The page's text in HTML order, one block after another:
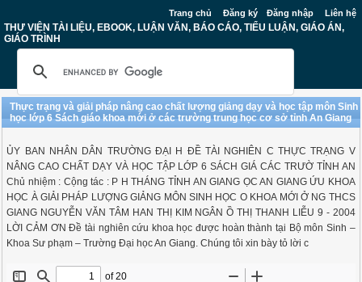
Trang chủ Đăng ký Đăng nhập Liên hệ
THƯ VIỆN TÀI LIỆU, EBOOK, LUẬN VĂN, BÁO CÁO, TIỂU LUẬN, GIÁO ÁN,
GIÁO TRÌNH
Thực trạng và giải pháp nâng cao chất lượng giảng dạy và học tập môn Sinh
học lớp 6 Sách giáo khoa mới ở các trường trung học cơ sở tỉnh An Giang
ỦY BAN NHÂN DÂN TRƯỜNG ĐẠI H ĐỀ TÀI NGHIÊN C THỰC TRẠNG V
NÂNG CAO CHẤT DẠY VÀ HỌC TẬP LỚP 6 SÁCH GIÁ CÁC TRƯỜ TỈNH AN
Chủ nhiệm : Cộng tác : P H THÁNG TỈNH AN GIANG ỌC AN GIANG ỨU KHOA
HỌC À GIẢI PHÁP LƯỢNG GIẢNG MÔN SINH HỌC O KHOA MỚI Ở NG THCS
GIANG NGUYỄN VĂN TÂM HAN THỊ KIM NGÂN Ồ THỊ THANH LIỄU 9 - 2004
LỜI CẢM ƠN Đề tài nghiên cứu khoa học được hoàn thành tại Bộ môn Sinh –
Khoa Sư phạm – Trường Đại học An Giang. Chúng tôi xin bày tỏ lời c